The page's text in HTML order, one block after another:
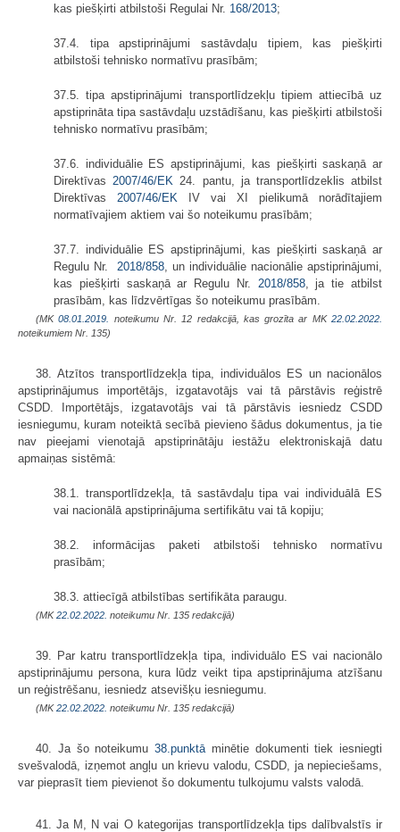
kas piešķirti atbilstoši Regulai Nr. 168/2013;
37.4. tipa apstiprinājumi sastāvdaļu tipiem, kas piešķirti
atbilstoši tehnisko normatīvu prasībām;
37.5. tipa apstiprinājumi transportlīdzekļu tipiem attiecībā uz
apstiprināta tipa sastāvdaļu uzstādīšanu, kas piešķirti atbilstoši
tehnisko normatīvu prasībām;
37.6. individuālie ES apstiprinājumi, kas piešķirti saskaņā ar
Direktīvas 2007/46/EK 24. pantu, ja transportlīdzeklis atbilst
Direktīvas 2007/46/EK IV vai XI pielikumā norādītajiem
normatīvajiem aktiem vai šo noteikumu prasībām;
37.7. individuālie ES apstiprinājumi, kas piešķirti saskaņā ar
Regulu Nr. 2018/858 , un individuālie nacionālie apstiprinājumi,
kas piešķirti saskaņā ar Regulu Nr. 2018/858, ja tie atbilst
prasībām, kas līdzvērtīgas šo noteikumu prasībām.
(MK08.01.2019. noteikumu Nr. 12 redakcijā, kas grozīta ar MK22.02.2022.
noteikumiem Nr. 135)
38. Atzītos transportlīdzekļa tipa, individuālos ES un nacionālos
apstiprinājumus importētājs, izgatavotājs vai tā pārstāvis reģistrē
CSDD. Importētājs, izgatavotājs vai tā pārstāvis iesniedz CSDD
iesniegumu, kuram noteiktā secībā pievieno šādus dokumentus, ja tie
nav pieejami vienotajā apstiprinātāju iestāžu elektroniskajā datu
apmaiņas sistēmā:
38.1. transportlīdzekļa, tā sastāvdaļu tipa vai individuālā ES
vai nacionālā apstiprinājuma sertifikātu vai tā kopiju;
38.2. informācijas paketi atbilstoši tehnisko normatīvu
prasībām;
38.3. attiecīgā atbilstības sertifikāta paraugu.
(MK22.02.2022. noteikumu Nr. 135 redakcijā)
39. Par katru transportlīdzekļa tipa, individuālo ES vai nacionālo
apstiprinājumu persona, kura lūdz veikt tipa apstiprinājuma atzīšanu
un reģistrēšanu, iesniedz atsevišķu iesniegumu.
(MK22.02.2022. noteikumu Nr. 135 redakcijā)
40. Ja šo noteikumu 38.punktā minētie dokumenti tiek iesniegti
svešvalodā, izņemot angļu un krievu valodu, CSDD, ja nepieciešams,
var pieprasīt tiem pievienot šo dokumentu tulkojumu valsts valodā.
41. Ja M, N vai O kategorijas transportlīdzekļa tips dalībvalstīs ir